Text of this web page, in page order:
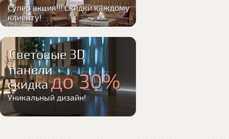
Супер акция!!! Скидки каждому
клиенту!
Световые 3D
панели
скидкадо 30%
Уникальный дизайн!